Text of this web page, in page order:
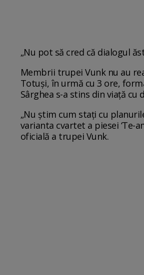
„Nu pot să cred că dialogul
Membrii trupei Vunk nu au
Totuși, în urmă cu 3 ore,
Sârghea s-a stins din viață cu
„Nu știm cum stați cu
varianta cvartet a piesei ‘Te-
oficială a trupei Vunk.